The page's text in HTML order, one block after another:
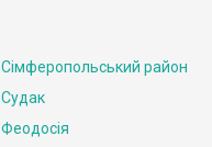
Сімферопольський район
Судак
Феодосія